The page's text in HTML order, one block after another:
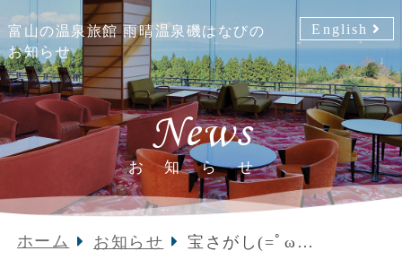
富山の温泉旅館 雨晴温泉磯はなびの
お知らせ
English
News
お知らせ
ホーム お知らせ
宝さがし(=ﾟωﾟ)